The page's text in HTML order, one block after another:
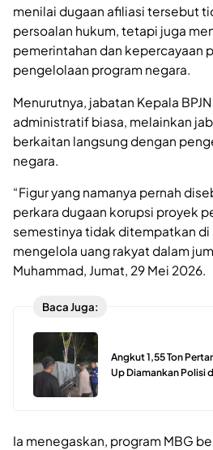
menilai dugaan afiliasi tersebut
persoalan hukum, tetapi juga
pemerintahan dan kepercayaan
pengelolaan program negara.
Menurutnya, jabatan Kepala
administratif biasa, melainkan
berkaitan langsung dengan
negara.
“Figur yang namanya pernah
perkara dugaan korupsi proyek
semestinya tidak ditempatkan di
mengelola uang rakyat dalam
Muhammad, Jumat, 29 Mei 2026.
Baca Juga:
Angkut 1,55 Ton
Up Diamankan Polisi
Ia menegaskan, program MBG